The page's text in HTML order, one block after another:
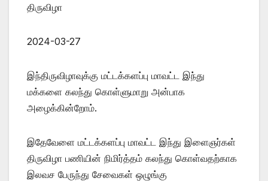
திருவிழா
2024-03-27
இந்திருவிழாவுக்கு மட்டக்களப்பு மாவட்ட இந்து
மக்களை கலந்து கொள்ளுமாறு அன்பாக
அழைக்கின்றோம்.
இதேவேளை மட்டக்களப்பு மாவட்ட இந்து இளைஞர்கள்
திருவிழா பணியின் நிமிர்த்தம் கலந்து கொள்வதற்காக
இலவச பேருந்து சேவைகள் ஒழுங்கு